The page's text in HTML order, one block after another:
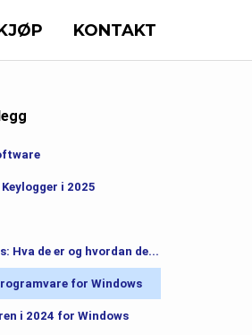
KONTAKT
i 2025
Hva de er og hvordan de...
for Windows
i 2024 for Windows